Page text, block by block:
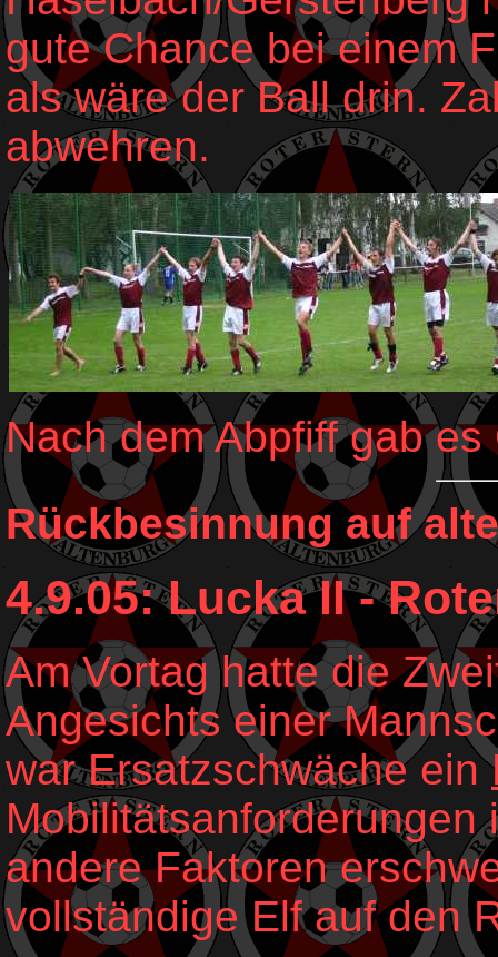
gute Chance bei einem
als wäre der Ball drin.
abwehren.
Nach dem Abpfiff gab
Rückbesinnung auf
4.9.05: Lucka II -
Am Vortag hatte die
Angesichts einer
war Ersatzschwäche ein
andere Faktoren
vollständige Elf auf den